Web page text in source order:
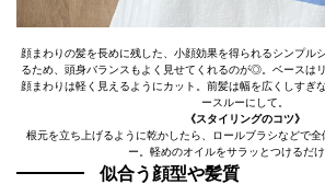
顔まわりの髪を長めに残した、小顔効果を得られるシンプル
るため、頭身バランスもよく見せてくれるのが◎。ベースは
顔まわりは軽く見えるようにカット。前髪は幅を広くしすぎ
ースルーにして。
《スタイリングのコツ》
根元を立ち上げるように乾かしたら、ロールブラシなどで
ー。軽めのオイルをサラッとつけるだけ
似合う顔型や髪質